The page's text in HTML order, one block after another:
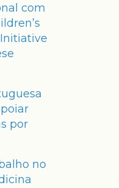
com
por
no